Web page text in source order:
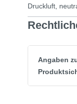
Druckluft,
Angaben